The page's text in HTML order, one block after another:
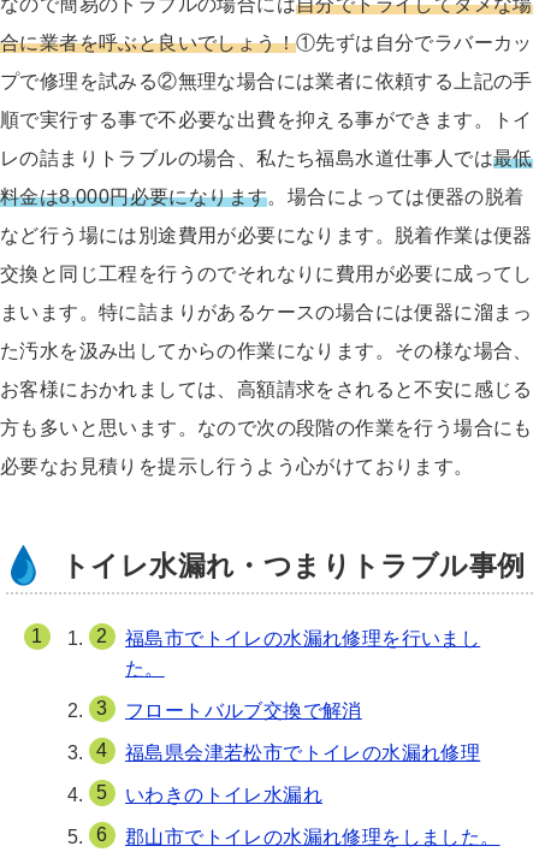
なので簡易のトラブルの場合には自分でトライしてダメな場
合に業者を呼ぶと良いでしょう！①先ずは自分でラバーカッ
プで修理を試みる②無理な場合には業者に依頼する上記の手
順で実行する事で不必要な出費を抑える事ができます。トイ
レの詰まりトラブルの場合、私たち福島水道仕事人では最低
料金は8,000円必要になります。場合によっては便器の脱着
など行う場には別途費用が必要になります。脱着作業は便器
交換と同じ工程を行うのでそれなりに費用が必要に成ってし
まいます。特に詰まりがあるケースの場合には便器に溜まっ
た汚水を汲み出してからの作業になります。その様な場合、
お客様におかれましては、高額請求をされると不安に感じる
方も多いと思います。なので次の段階の作業を行う場合にも
必要なお見積りを提示し行うよう心がけております。
トイレ水漏れ・つまりトラブル事例
福島市でトイレの水漏れ修理を行いまし
た。
フロートバルブ交換で解消
福島県会津若松市でトイレの水漏れ修理
いわきのトイレ水漏れ
郡山市でトイレの水漏れ修理をしました。